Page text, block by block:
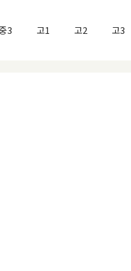
3 고1 고2 고3